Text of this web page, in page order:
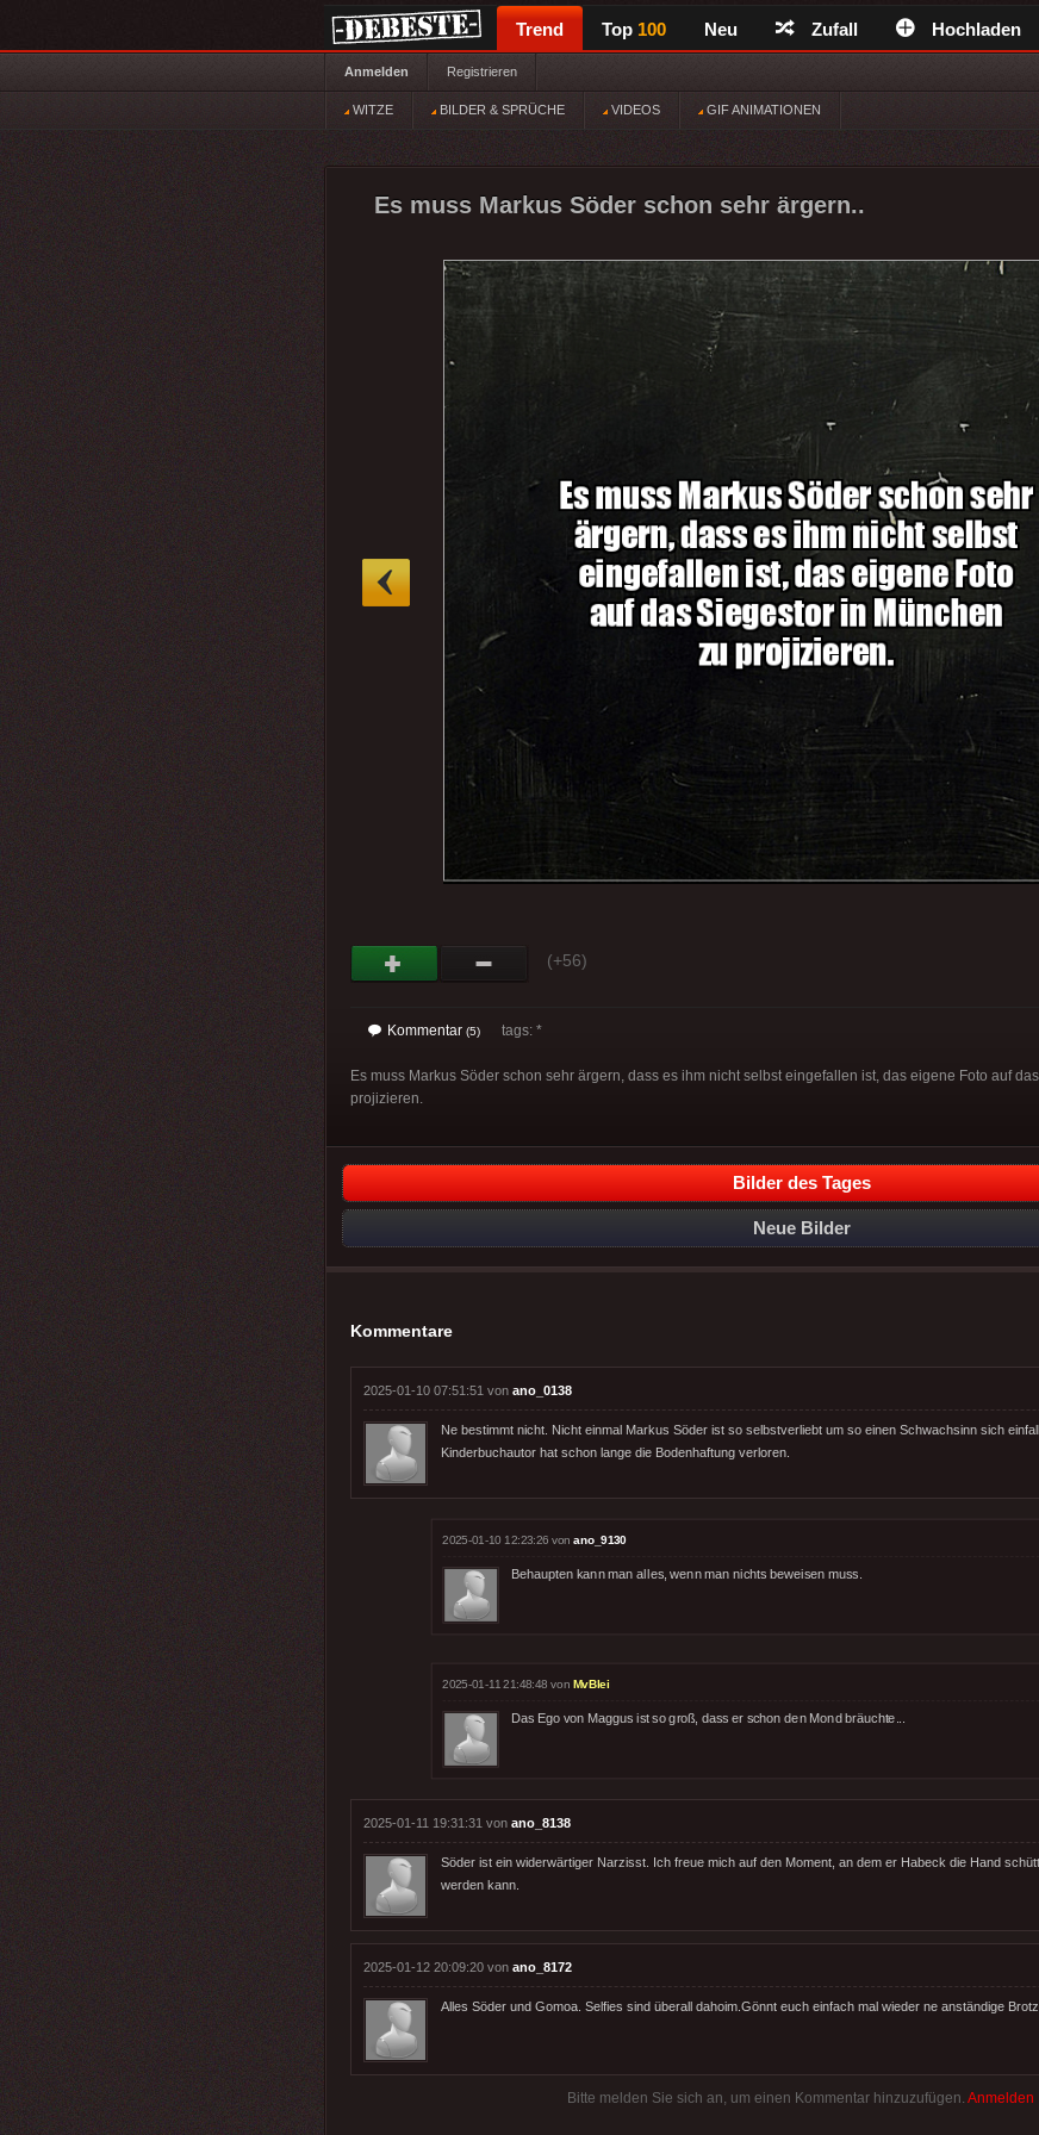
Trend Top 100 Neu Zufall Hochladen
Anmelden Registrieren
WITZE BILDER & SPRÜCHE VIDEOS GIF ANIMATIONEN
Es muss Markus Söder schon sehr ärgern..
(+56)
Kommentar (5) tags: *
Es muss Markus Söder schon sehr ärgern, dass es ihm nicht selbst eingefallen ist, das eigene Foto auf
projizieren.
Bilder des Tages
Neue Bilder
Kommentare
2025-01-10 07:51:51 von ano_0138
Ne bestimmt nicht. Nicht einmal Markus Söder ist so selbstverliebt um so einen Schwachsinn sich
Kinderbuchautor hat schon lange die Bodenhaftung verloren.
2025-01-10 12:23:26 vonano_9130
Behaupten kann man alles, wenn man nichts beweisen muss.
2025-01-11 21:48:48 von MvBlei
Das Ego von Maggus ist so groß, dass er schon den Mond bräuchte...
2025-01-11 19:31:31 von ano_8138
Söder ist ein widerwärtiger Narzisst. Ich freue mich auf den Moment, an dem er Habeck die Hand
werden kann.
2025-01-12 20:09:20 von ano_8172
Alles Söder und Gomoa. Selfies sind überall dahoim.Gönnt euch einfach mal wieder ne anständige
Bitte melden Sie sich an, um einen Kommentar hinzuzufügen. Anmelden